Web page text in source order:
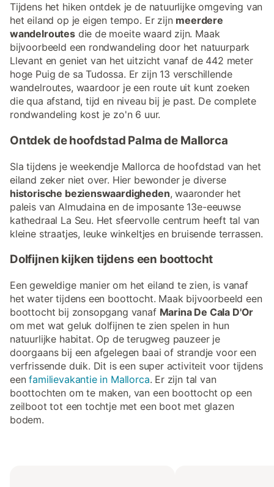
Tijdens het hiken ontdek je de natuurlijke omgeving van
het eiland op je eigen tempo. Er zijn meerdere
wandelroutesdie de moeite waard zijn. Maak
bijvoorbeeld een rondwandeling door het natuurpark
Llevant en geniet van het uitzicht vanaf de 442 meter
hoge Puig de sa Tudossa. Er zijn 13 verschillende
wandelroutes, waardoor je een route uit kunt zoeken
die qua afstand, tijd en niveau bij je past. De complete
rondwandeling kost je zo'n 6 uur.
Ontdek de hoofdstad Palma de Mallorca
Sla tijdens je weekendje Mallorca de hoofdstad van het
eiland zeker niet over. Hier bewonder je diverse
historische bezienswaardigheden, waaronder het
paleis van Almudaina en de imposante 13e-eeuwse
kathedraal La Seu. Het sfeervolle centrum heeft tal van
kleine straatjes, leuke winkeltjes en bruisende terrassen.
Dolfijnen kijken tijdens een boottocht
Een geweldige manier om het eiland te zien, is vanaf
het water tijdens een boottocht. Maak bijvoorbeeld een
boottocht bij zonsopgang vanaf Marina De Cala D'Or
om met wat geluk dolfijnen te zien spelen in hun
natuurlijke habitat. Op de terugweg pauzeer je
doorgaans bij een afgelegen baai of strandje voor een
verfrissende duik. Dit is een super activiteit voor tijdens
eenfamilievakantie in Mallorca. Er zijn tal van
boottochten om te maken, van een boottocht op een
zeilboot tot een tochtje met een boot met glazen
bodem.